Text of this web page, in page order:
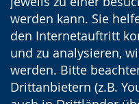
werden kann. Sie
den Internetauftritt
und zu analysieren,
werden. Bitte
Drittanbietern (z.B.